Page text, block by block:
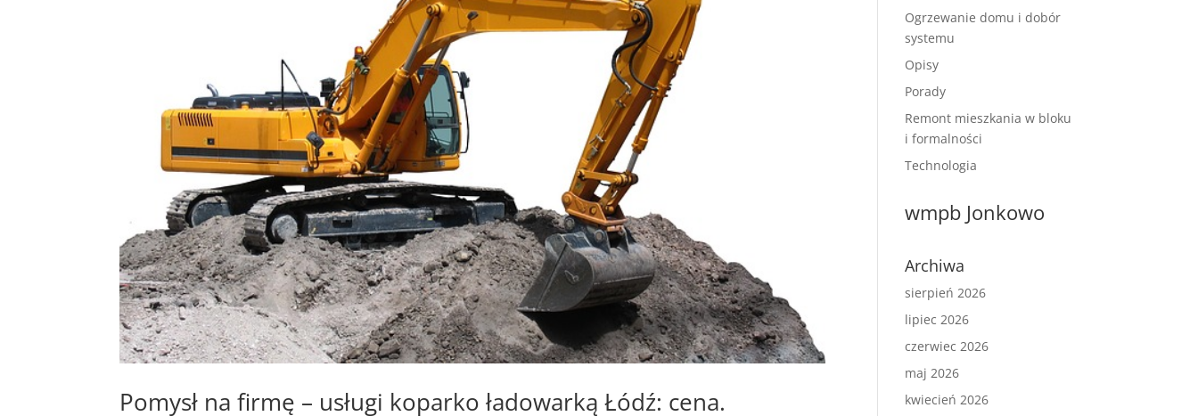
Pomysł na firmę – usługi koparko ładowarką Łódź: cena.
Ogrzewanie domu i dobór
systemu
Opisy
Porady
Remont mieszkania w bloku
i formalności
Technologia
wmpb Jonkowo
Archiwa
sierpień 2026
lipiec 2026
czerwiec 2026
maj 2026
kwiecień 2026